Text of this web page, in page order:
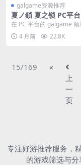
galgame资源推荐
夏ノ鎖 夏之锁 PC平
型
在 PC 平台的 galgame 领
《夏ノ鎖 / 夏之锁》凭借
风格...4 月前 22.8K
15/169
«
上
一
页
专注好游推荐服务，
的游戏筛选与分